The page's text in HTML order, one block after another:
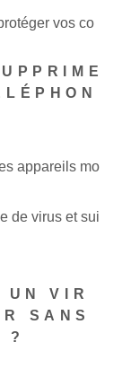
vos co
appareils mo
de virus et sui
UN VIR
SANS
?